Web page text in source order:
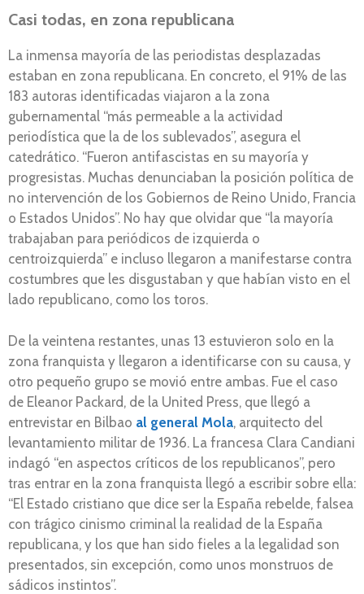
Casi todas, en zona republicana
La inmensa mayoría de las periodistas desplazadas
estaban en zona republicana. En concreto, el 91% de las
183 autoras identificadas viajaron a la zona
gubernamental “más permeable a la actividad
periodística que la de los sublevados”, asegura el
catedrático. “Fueron antifascistas en su mayoría y
progresistas. Muchas denunciaban la posición política de
no intervención de los Gobiernos de Reino Unido, Francia
o Estados Unidos”. No hay que olvidar que “la mayoría
trabajaban para periódicos de izquierda o
centroizquierda” e incluso llegaron a manifestarse contra
costumbres que les disgustaban y que habían visto en el
lado republicano, como los toros.
De la veintena restantes, unas 13 estuvieron solo en la
zona franquista y llegaron a identificarse con su causa, y
otro pequeño grupo se movió entre ambas. Fue el caso
de Eleanor Packard, de la United Press, que llegó a
entrevistar en Bilbao al general Mola, arquitecto del
levantamiento militar de 1936. La francesa Clara Candiani
indagó “en aspectos críticos de los republicanos”, pero
tras entrar en la zona franquista llegó a escribir sobre ella:
“El Estado cristiano que dice ser la España rebelde, falsea
con trágico cinismo criminal la realidad de la España
republicana, y los que han sido fieles a la legalidad son
presentados, sin excepción, como unos monstruos de
sádicos instintos”.